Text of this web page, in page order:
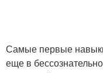
Самые первые
еще в